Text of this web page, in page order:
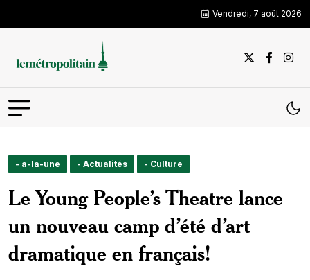
Vendredi, 7 août 2026
- a-la-une - Actualités - Culture
Le Young People’s Theatre lance
un nouveau camp d’été d’art
dramatique en français!